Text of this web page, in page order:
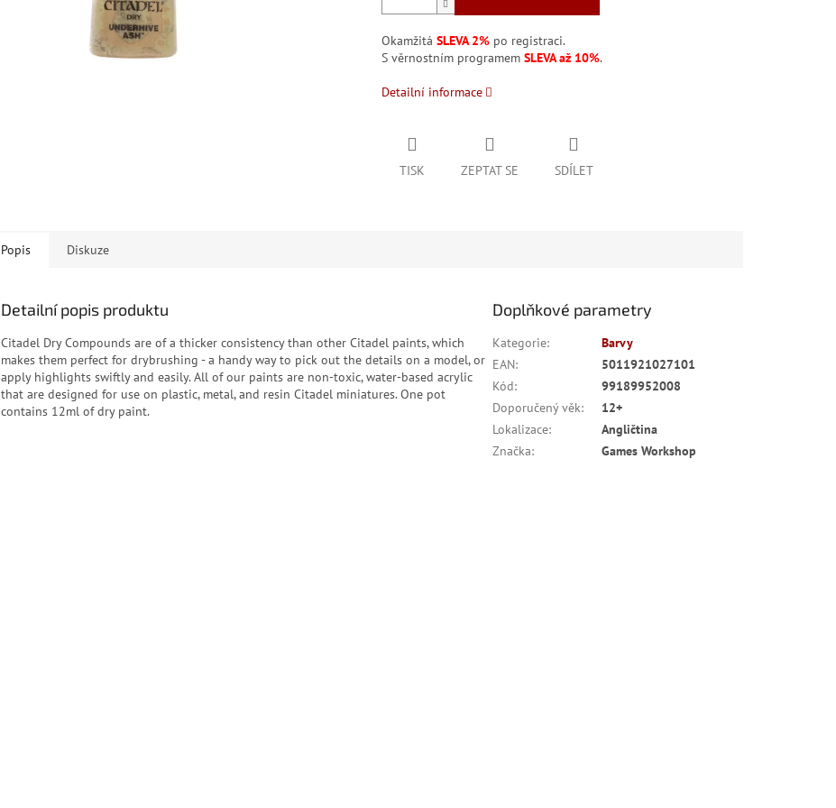
Okamžitá SLEVA 2%po registraci.
S věrnostním programem SLEVA až 10%.
Detailní informace
TISK ZEPTAT SE SDÍLET
Popis Diskuze
Detailní popis produktu
Citadel Dry Compounds are of a thicker consistency than other Citadel paints, which
makes them perfect for drybrushing - a handy way to pick out the details on a model, or
apply highlights swiftly and easily. All of our paints are non-toxic, water-based acrylic
that are designed for use on plastic, metal, and resin Citadel miniatures. One pot
contains 12ml of dry paint.
Doplňkové parametry
Kategorie:
Barvy
EAN:
5011921027101
Kód:
99189952008
Doporučený věk:
12+
Lokalizace:
Angličtina
Značka: Games Workshop